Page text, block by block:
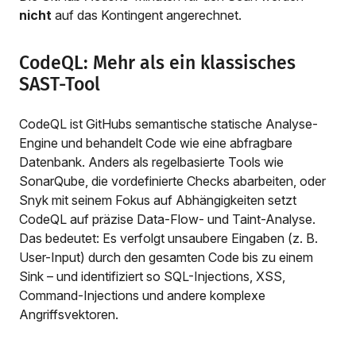
nicht auf das Kontingent angerechnet.
CodeQL: Mehr als ein klassisches
SAST-Tool
CodeQL ist GitHubs semantische statische Analyse-
Engine und behandelt Code wie eine abfragbare
Datenbank. Anders als regelbasierte Tools wie
SonarQube, die vordefinierte Checks abarbeiten, oder
Snyk mit seinem Fokus auf Abhängigkeiten setzt
CodeQL auf präzise Data-Flow- und Taint-Analyse.
Das bedeutet: Es verfolgt unsaubere Eingaben (z. B.
User-Input) durch den gesamten Code bis zu einem
Sink – und identifiziert so SQL-Injections, XSS,
Command-Injections und andere komplexe
Angriffsvektoren.